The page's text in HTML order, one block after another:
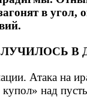
в
В
Атака на
над